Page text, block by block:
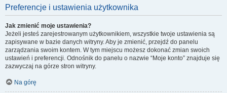
Preferencje i ustawienia użytkownika
Jak zmienić moje ustawienia?
Jeżeli jesteś zarejestrowanym użytkownikiem, wszystkie twoje ustawienia są
zapisywane w bazie danych witryny. Aby je zmienić, przejdź do panelu
zarządzania swoim kontem. W tym miejscu możesz dokonać zmian swoich
ustawień i preferencji. Odnośnik do panelu o nazwie “Moje konto” znajduje się
zazwyczaj na górze stron witryny.
Na górę